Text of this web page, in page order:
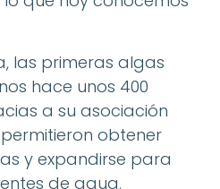
las primeras algas
hace unos 400
a su asociación
obtener
y expandirse para
de agua.